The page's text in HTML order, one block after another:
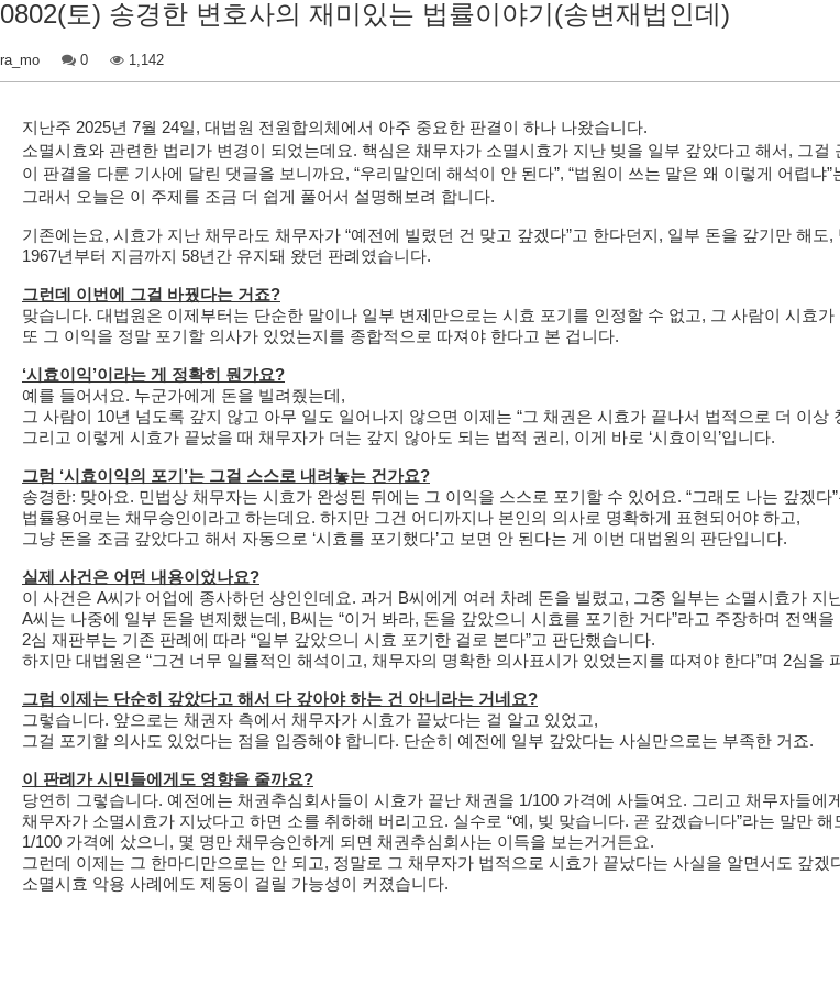
0802(토) 송경한 변호사의 재미있는 법률이야기(송변재법인데)
ra_mo 0 1,142
지난주 2025년 7월 24일, 대법원 전원합의체에서 아주 중요한 판결이 하나 나왔습니다.
소멸시효와 관련한 법리가 변경이 되었는데요. 핵심은 채무자가 소멸시효가 지난 빚을 일부 갚았다고 해서, 그
이 판결을 다룬 기사에 달린 댓글을 보니까요, “우리말인데 해석이 안 된다”, “법원이 쓰는 말은 왜 이렇게 어렵냐
그래서 오늘은 이 주제를 조금 더 쉽게 풀어서 설명해보려 합니다.
기존에는요, 시효가 지난 채무라도 채무자가 “예전에 빌렸던 건 맞고 갚겠다”고 한다던지, 일부 돈을 갚기만 해도
1967년부터 지금까지 58년간 유지돼 왔던 판례였습니다.
그런데 이번에 그걸 바꿨다는 거죠?
맞습니다. 대법원은 이제부터는 단순한 말이나 일부 변제만으로는 시효 포기를 인정할 수 없고, 그 사람이 시효
또 그 이익을 정말 포기할 의사가 있었는지를 종합적으로 따져야 한다고 본 겁니다.
‘시효이익’이라는 게 정확히 뭔가요?
예를 들어서요. 누군가에게 돈을 빌려줬는데,
그 사람이 10년 넘도록 갚지 않고 아무 일도 일어나지 않으면 이제는 “그 채권은 시효가 끝나서 법적으로 더 이상
그리고 이렇게 시효가 끝났을 때 채무자가 더는 갚지 않아도 되는 법적 권리, 이게 바로 ‘시효이익’입니다.
그럼 ‘시효이익의 포기’는 그걸 스스로 내려놓는 건가요?
송경한: 맞아요. 민법상 채무자는 시효가 완성된 뒤에는 그 이익을 스스로 포기할 수 있어요. “그래도 나는 갚겠다
법률용어로는 채무승인이라고 하는데요. 하지만 그건 어디까지나 본인의 의사로 명확하게 표현되어야 하고,
그냥 돈을 조금 갚았다고 해서 자동으로 ‘시효를 포기했다’고 보면 안 된다는 게 이번 대법원의 판단입니다.
실제 사건은 어떤 내용이었나요?
이 사건은 A씨가 어업에 종사하던 상인인데요. 과거 B씨에게 여러 차례 돈을 빌렸고, 그중 일부는 소멸시효가 지
A씨는 나중에 일부 돈을 변제했는데, B씨는 “이거 봐라, 돈을 갚았으니 시효를 포기한 거다”라고 주장하며 전액을
2심 재판부는 기존 판례에 따라 “일부 갚았으니 시효 포기한 걸로 본다”고 판단했습니다.
하지만 대법원은 “그건 너무 일률적인 해석이고, 채무자의 명확한 의사표시가 있었는지를 따져야 한다”며 2심을
그럼 이제는 단순히 갚았다고 해서 다 갚아야 하는 건 아니라는 거네요?
그렇습니다. 앞으로는 채권자 측에서 채무자가 시효가 끝났다는 걸 알고 있었고,
그걸 포기할 의사도 있었다는 점을 입증해야 합니다. 단순히 예전에 일부 갚았다는 사실만으로는 부족한 거죠.
이 판례가 시민들에게도 영향을 줄까요?
당연히 그렇습니다. 예전에는 채권추심회사들이 시효가 끝난 채권을 1/100 가격에 사들여요. 그리고 채무자들에
채무자가 소멸시효가 지났다고 하면 소를 취하해 버리고요. 실수로 “예, 빚 맞습니다. 곧 갚겠습니다”라는 말만
1/100 가격에 샀으니, 몇 명만 채무승인하게 되면 채권추심회사는 이득을 보는거거든요.
그런데 이제는 그 한마디만으로는 안 되고, 정말로 그 채무자가 법적으로 시효가 끝났다는 사실을 알면서도 갚겠
소멸시효 악용 사례에도 제동이 걸릴 가능성이 커졌습니다.